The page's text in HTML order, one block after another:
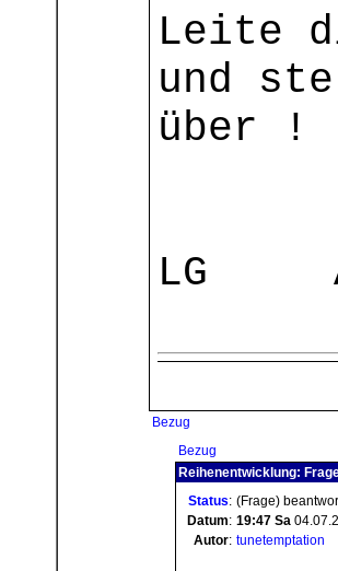
Leite
und
über !
LG
Bezug
Bezug
Reihenentwicklung:
Status: (Frage)
Datum: 19:47 Sa
Autor: tunetemptation